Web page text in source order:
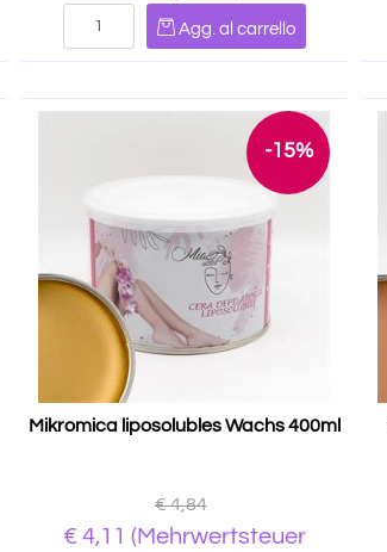
Quantità
Agg. al carrello
-15%
Mikromica liposolubles Wachs 400ml
€ 4,84
€ 4,11 (Mehrwertsteuer